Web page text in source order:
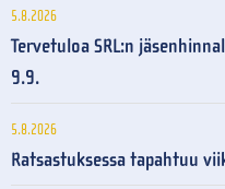
5.8.2026
Tervetuloa SRL:n
9.9.
5.8.2026
Ratsastuksessa tapahtuu